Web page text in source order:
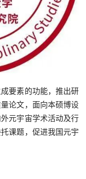
要素的功能，推出研
论文，面向本硕博设
元宇宙学术活动及行
课题，促进我国元宇